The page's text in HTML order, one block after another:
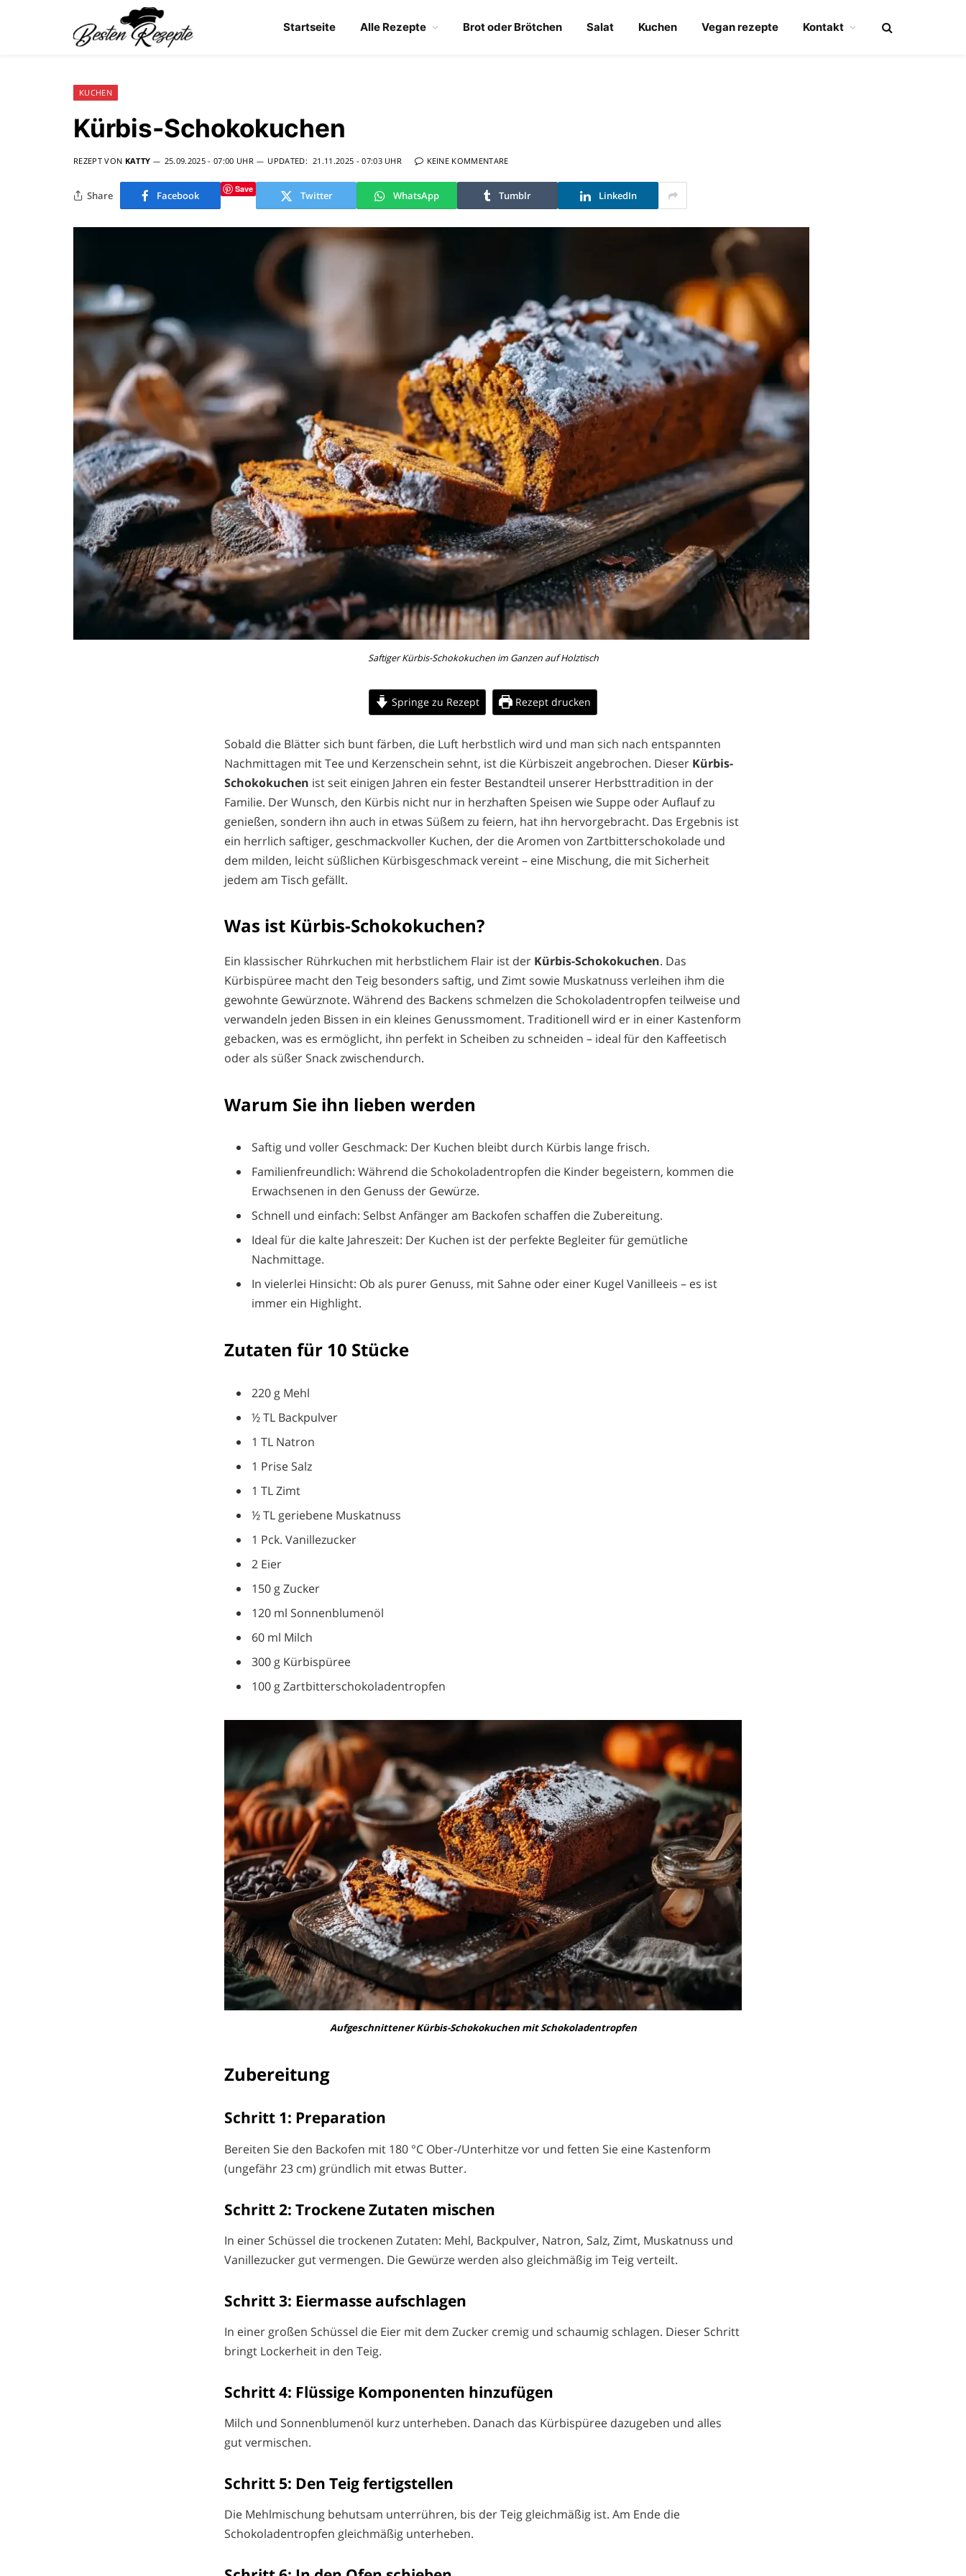
Startseite Alle Rezepte Brot oder Brötchen Salat Kuchen Vegan rezepte Kontakt
KUCHEN
Kürbis-Schokokuchen
REZEPT VON KATTY 25.09.2025 - 07:00 UHR UPDATED: 21.11.2025 - 07:03 UHR KEINE KOMMENTARE
Share Facebook Save Twitter WhatsApp Tumblr LinkedIn
Saftiger Kürbis-Schokokuchen im Ganzen auf Holztisch
Springe zu Rezept Rezept drucken
Sobald die Blätter sich bunt färben, die Luft herbstlich wird und man sich nach entspannten
Nachmittagen mit Tee und Kerzenschein sehnt, ist die Kürbiszeit angebrochen. Dieser Kürbis-
Schokokuchen ist seit einigen Jahren ein fester Bestandteil unserer Herbsttradition in der
Familie. Der Wunsch, den Kürbis nicht nur in herzhaften Speisen wie Suppe oder Auflauf zu
genießen, sondern ihn auch in etwas Süßem zu feiern, hat ihn hervorgebracht. Das Ergebnis ist
ein herrlich saftiger, geschmackvoller Kuchen, der die Aromen von Zartbitterschokolade und
dem milden, leicht süßlichen Kürbisgeschmack vereint – eine Mischung, die mit Sicherheit
jedem am Tisch gefällt.
Was ist Kürbis-Schokokuchen?
Ein klassischer Rührkuchen mit herbstlichem Flair ist der Kürbis-Schokokuchen. Das
Kürbispüree macht den Teig besonders saftig, und Zimt sowie Muskatnuss verleihen ihm die
gewohnte Gewürznote. Während des Backens schmelzen die Schokoladentropfen teilweise und
verwandeln jeden Bissen in ein kleines Genussmoment. Traditionell wird er in einer Kastenform
gebacken, was es ermöglicht, ihn perfekt in Scheiben zu schneiden – ideal für den Kaffeetisch
oder als süßer Snack zwischendurch.
Warum Sie ihn lieben werden
Saftig und voller Geschmack: Der Kuchen bleibt durch Kürbis lange frisch.
Familienfreundlich: Während die Schokoladentropfen die Kinder begeistern, kommen die
Erwachsenen in den Genuss der Gewürze.
Schnell und einfach: Selbst Anfänger am Backofen schaffen die Zubereitung.
Ideal für die kalte Jahreszeit: Der Kuchen ist der perfekte Begleiter für gemütliche
Nachmittage.
In vielerlei Hinsicht: Ob als purer Genuss, mit Sahne oder einer Kugel Vanilleeis – es ist
immer ein Highlight.
Zutaten für 10 Stücke
220 g Mehl
½ TL Backpulver
1 TL Natron
1 Prise Salz
1 TL Zimt
½ TL geriebene Muskatnuss
1 Pck. Vanillezucker
2 Eier
150 g Zucker
120 ml Sonnenblumenöl
60 ml Milch
300 g Kürbispüree
100 g Zartbitterschokoladentropfen
Aufgeschnittener Kürbis-Schokokuchen mit Schokoladentropfen
Zubereitung
Schritt 1: Preparation
Bereiten Sie den Backofen mit 180 °C Ober-/Unterhitze vor und fetten Sie eine Kastenform
(ungefähr 23 cm) gründlich mit etwas Butter.
Schritt 2: Trockene Zutaten mischen
In einer Schüssel die trockenen Zutaten: Mehl, Backpulver, Natron, Salz, Zimt, Muskatnuss und
Vanillezucker gut vermengen. Die Gewürze werden also gleichmäßig im Teig verteilt.
Schritt 3: Eiermasse aufschlagen
In einer großen Schüssel die Eier mit dem Zucker cremig und schaumig schlagen. Dieser Schritt
bringt Lockerheit in den Teig.
Schritt 4: Flüssige Komponenten hinzufügen
Milch und Sonnenblumenöl kurz unterheben. Danach das Kürbispüree dazugeben und alles
gut vermischen.
Schritt 5: Den Teig fertigstellen
Die Mehlmischung behutsam unterrühren, bis der Teig gleichmäßig ist. Am Ende die
Schokoladentropfen gleichmäßig unterheben.